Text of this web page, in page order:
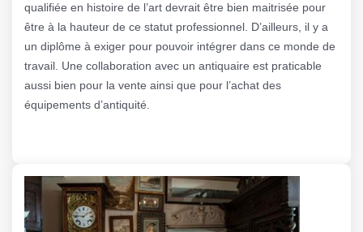
qualifiée en histoire de l’art devrait être bien maitrisée pour
être à la hauteur de ce statut professionnel. D’ailleurs, il y a
un diplôme à exiger pour pouvoir intégrer dans ce monde de
travail. Une collaboration avec un antiquaire est praticable
aussi bien pour la vente ainsi que pour l’achat des
équipements d’antiquité.